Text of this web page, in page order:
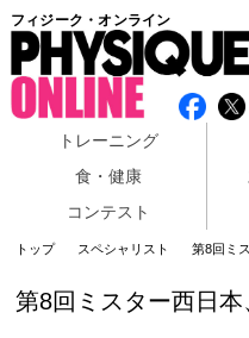
フィジーク・オンライン
トレーニング
食・健康
コンテスト
トップ スペシャリスト 第8回ミ
第8回ミスター西日